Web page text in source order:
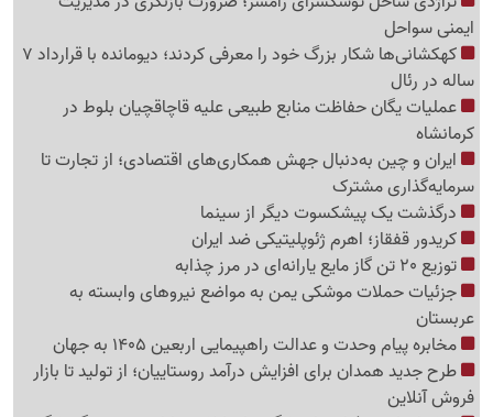
ایمنی سواحل
کهکشانی‌ها شکار بزرگ خود را معرفی کردند؛ دیومانده با قرارداد 7
ساله در رئال
عملیات یگان حفاظت منابع طبیعی علیه قاچاقچیان بلوط در
کرمانشاه
ایران و چین به‌دنبال جهش همکاری‌های اقتصادی؛ از تجارت تا
سرمایه‌گذاری مشترک
درگذشت یک پیشکسوت دیگر از سینما
کریدور قفقاز؛ اهرم ژئوپلیتیکی ضد ایران
توزیع 20 تن گاز مایع یارانه‌ای در مرز چذابه
جزئیات حملات موشکی یمن به مواضع نیروهای وابسته به
عربستان
مخابره پیام وحدت و عدالت راهپیمایی اربعین 1405 به جهان
طرح جدید همدان برای افزایش درآمد روستاییان؛ از تولید تا بازار
فروش آنلاین